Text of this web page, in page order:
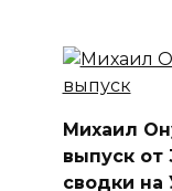
Михаил
выпуск от
сводки на